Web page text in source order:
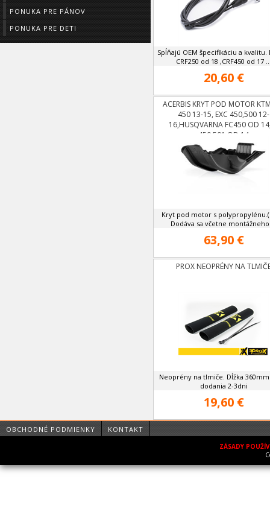
PONUKA PRE PÁNOV
PONUKA PRE DETI
Spĺňajú OEM špecifikáciu a kvalitu.
CRF250 od 18 ,CRF450 od 17
20,60 €
ACERBIS KRYT POD MOTOR
450 13-15, EXC 450,500 12-
16,HUSQVARNA FC450 OD
450,501 OD 14
Kryt pod motor s
Dodáva sa včetne
63,90 €
PROX NEOPRÉNY NA
Neoprény na tlmiče. Dĺžka
dodania 2-3dni
19,60 €
OBCHODNÉ PODMIENKY KONTAKT
ZÁSADY